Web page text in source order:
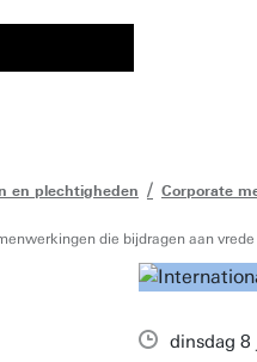
en plechtigheden Corporate
die bijdragen aan
dinsdag